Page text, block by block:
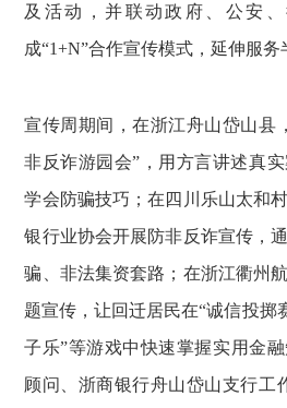
及活动，并联动政府、公安
成“1+N”合作宣传模式，延伸服务
宣传周期间，在浙江舟山岱山县
非反诈游园会”，用方言讲述真
学会防骗技巧；在四川乐山太和
银行业协会开展防非反诈宣传，
骗、非法集资套路；在浙江衢州
题宣传，让回迁居民在“诚信投掷
子乐”等游戏中快速掌握实用金
顾问、浙商银行舟山岱山支行工